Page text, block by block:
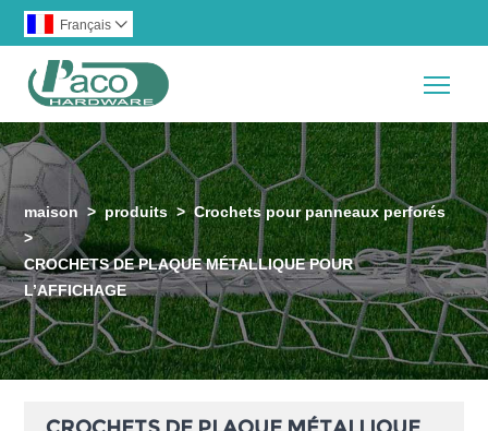
Français 
maison > produits > Crochets pour panneaux perforés
>
CROCHETS DE PLAQUE MÉTALLIQUE POUR
L’AFFICHAGE